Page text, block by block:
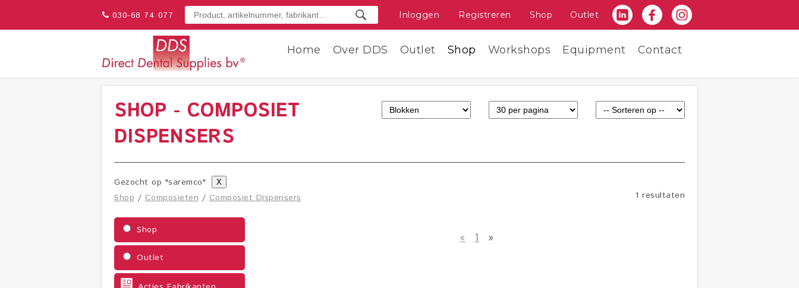
030-68 74 077 Inloggen Registreren Shop Outlet
Home Over DDS Outlet Shop Workshops Equipment Contact
SHOP - COMPOSIET
DISPENSERS
Gezocht op "saremco" X
1 resultaten
Shop /Composieten /Composiet Dispensers
Shop
Outlet
« 1 »